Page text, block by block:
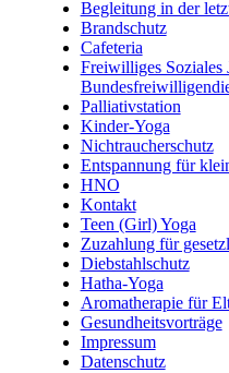
Begleitung in der
Brandschutz
Cafeteria
Freiwilliges Soziales
Palliativstation
Kinder-Yoga
Nichtraucherschutz
Entspannung für
HNO
Kontakt
Teen (Girl) Yoga
Zuzahlung für
Diebstahlschutz
Hatha-Yoga
Aromatherapie für
Gesundheitsvorträge
Impressum
Datenschutz